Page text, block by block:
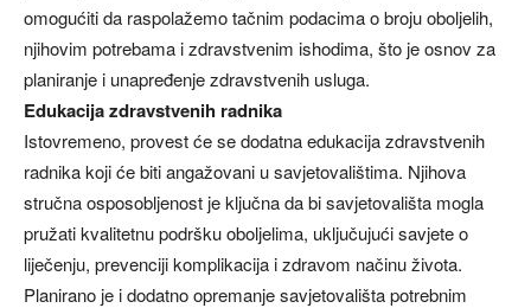
omogućiti da raspolažemo tačnim podacima o broju oboljelih,
njihovim potrebama i zdravstvenim ishodima, što je osnov za
planiranje i unapređenje zdravstvenih usluga.
Edukacija zdravstvenih radnika
Istovremeno, provest će se dodatna edukacija zdravstvenih
radnika koji će biti angažovani u savjetovalištima. Njihova
stručna osposobljenost je ključna da bi savjetovališta mogla
pružati kvalitetnu podršku oboljelima, uključujući savjete o
liječenju, prevenciji komplikacija i zdravom načinu života.
Planirano je i dodatno opremanje savjetovališta potrebnim